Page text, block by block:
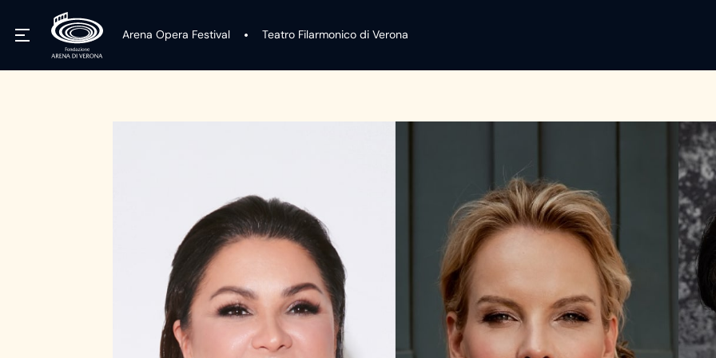
Arena Opera Festival Teatro Filarmonico di Verona